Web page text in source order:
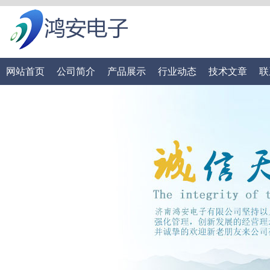
网站首页 公司简介 产品展示 行业动态 技术文章